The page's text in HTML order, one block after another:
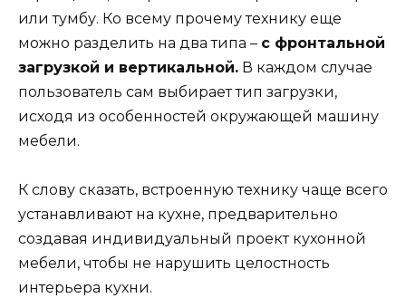
или тумбу. Ко всему прочему технику еще
можно разделить на два типа – с фронтальной
загрузкой и вертикальной. В каждом случае
пользователь сам выбирает тип загрузки,
исходя из особенностей окружающей машину
мебели.
К слову сказать, встроенную технику чаще всего
устанавливают на кухне, предварительно
создавая индивидуальный проект кухонной
мебели, чтобы не нарушить целостность
интерьера кухни.